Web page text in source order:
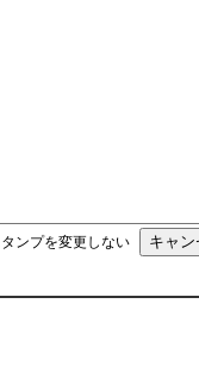
ンプを変更しない